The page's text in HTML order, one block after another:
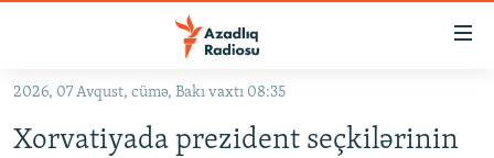
Əsas
qayıt
2026, 07 Avqust, cümə, Bakı vaxtı 08:35
Xorvatiyada prezident seçkilərinin